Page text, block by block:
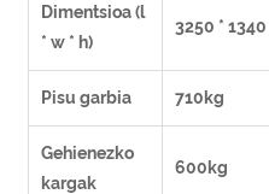
Dimentsioa (l
* w * h)
3250 *
Pisu garbia 710kg
Gehienezko
kargak
600kg